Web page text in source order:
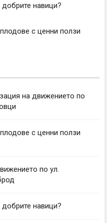
навици?
с ценни ползи
на движението по
с ценни ползи
по ул.
навици?